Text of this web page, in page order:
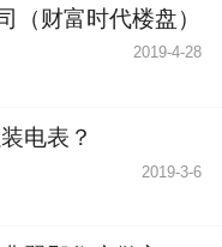
（财富时代楼盘）
2019-4-28
电表？
2019-3-6